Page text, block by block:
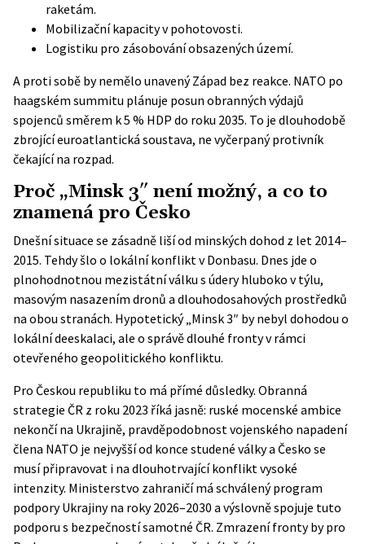
raketám.
Mobilizační kapacity v pohotovosti.
Logistiku pro zásobování obsazených území.
A proti sobě by nemělo unavený Západ bez reakce. NATO po
haagském summitu plánuje posun obranných výdajů
spojenců směrem k 5 % HDP do roku 2035. To je dlouhodobě
zbrojící euroatlantická soustava, ne vyčerpaný protivník
čekající na rozpad.
Proč „Minsk 3″ není možný, a co to
znamená pro Česko
Dnešní situace se zásadně liší od minských dohod z let 2014–
2015. Tehdy šlo o lokální konflikt v Donbasu. Dnes jde o
plnohodnotnou mezistátní válku s údery hluboko v týlu,
masovým nasazením dronů a dlouhodosahových prostředků
na obou stranách. Hypotetický „Minsk 3″ by nebyl dohodou o
lokální deeskalaci, ale o správě dlouhé fronty v rámci
otevřeného geopolitického konfliktu.
Pro Českou republiku to má přímé důsledky. Obranná
strategie ČR z roku 2023 říká jasně: ruské mocenské ambice
nekončí na Ukrajině, pravděpodobnost vojenského napadení
člena NATO je nejvyšší od konce studené války a Česko se
musí připravovat i na dlouhotrvající konflikt vysoké
intenzity. Ministerstvo zahraničímá schválený program
podpory Ukrajiny na roky 2026–2030 a výslovně spojuje tuto
podporu s bezpečností samotné ČR. Zmrazení fronty by pro